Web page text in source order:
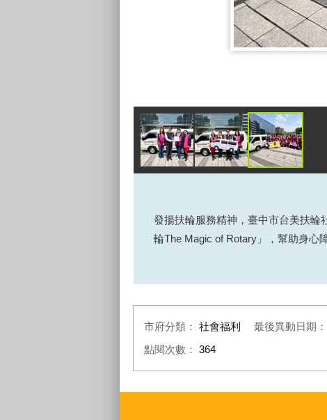
發揚扶輪服務精神，臺中市台美扶輪
輪The Magic of Rotary」，幫助身心
市府分類： 社會福利 最後異動日期：
點閱次數： 364